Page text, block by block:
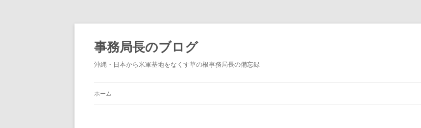
事務局長のブログ
沖縄・日本から米軍基地をなくす草の根事務局長の備忘録
ホーム